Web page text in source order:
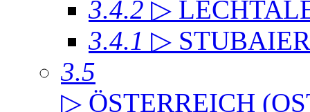
3.4.2 ▷
3.4.1 ▷
3.5
▷ ÖSTERREICH